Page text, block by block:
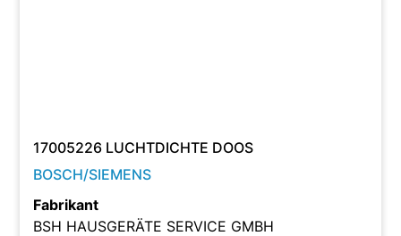
17005226 LUCHTDICHTE DOOS
BOSCH/SIEMENS
Fabrikant
BSH HAUSGERÄTE SERVICE GMBH